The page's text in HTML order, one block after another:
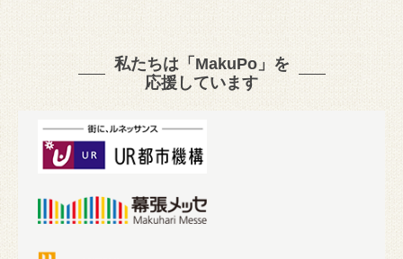
私たちは「MakuPo」を
応援しています